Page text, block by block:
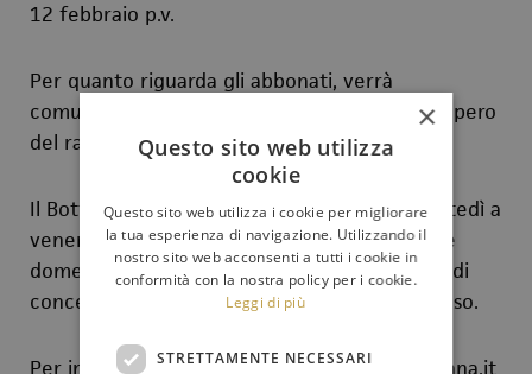
12 febbraio p.v.
Per quanto riguarda gli abbonati, verrà
comunicata successivamente la data del recupero
del rateo.
Il Botteghino del Politeama è aperto da martedì a
venerdì dalle ore 9,30 alle ore 16,30; sabato e
domenica dalle ore 9 alle ore 13 e, nei giorni di
concerto, un’ora prima dell’inizio. Lunedì chiuso.
Per info: biglietteria@orchestrasinfonicasiciliana.it
×
Questo sito web utilizza
cookie
Questo sito web utilizza i cookie per migliorare
la tua esperienza di navigazione. Utilizzando il
nostro sito web acconsenti a tutti i cookie in
conformità con la nostra policy per i cookie.
Leggi di più
STRETTAMENTE NECESSARI